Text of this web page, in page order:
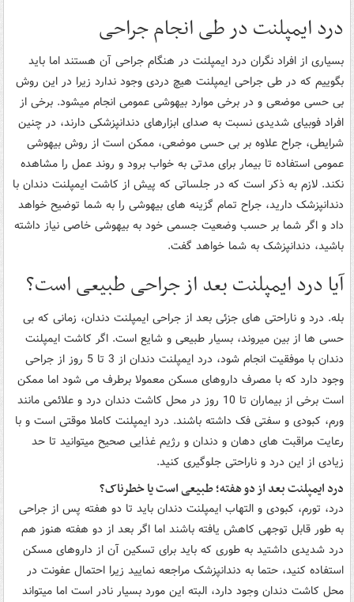
درد ایمپلنت در طی انجام جراحی
بسیاری از افراد نگران درد ایمپلنت در هنگام جراحی آن هستند اما باید
بگوییم که در طی جراحی ایمپلنت هیچ دردی وجود ندارد زیرا در این روش
بی حسی موضعی و در برخی موارد بیهوشی عمومی انجام میشود. برخی از
افراد فوبیای شدیدی نسبت به صدای ابزارهای دندانپزشکی دارند، در چنین
شرایطی، جراح علاوه بر بی حسی موضعی، ممکن است از روش بیهوشی
عمومی استفاده تا بیمار برای مدتی به خواب برود و روند عمل را مشاهده
نکند. لازم به ذکر است که در جلساتی که پیش از کاشت ایمپلنت دندان با
دندانپزشک دارید، جراح تمام گزینه های بیهوشی را به شما توضیح خواهد
داد و اگر شما بر حسب وضعیت جسمی خود به بیهوشی خاصی نیاز داشته
باشید، دندانپزشک به شما خواهد گفت.
آیا درد ایمپلنت بعد از جراحی طبیعی است؟
بله. درد و ناراحتی های جزئی بعد از جراحی ایمپلنت دندان، زمانی که بی
حسی ها از بین میروند، بسیار طبیعی و شایع است. اگر کاشت ایمپلنت
دندان با موفقیت انجام شود، درد ایمپلنت دندان از 3 تا 5 روز از جراحی
وجود دارد که با مصرف داروهای مسکن معمولا برطرف می شود اما ممکن
است برخی از بیماران تا 10 روز در محل کاشت دندان درد و علائمی مانند
ورم، کبودی و سفتی فک داشته باشند. درد ایمپلنت کاملا موقتی است و با
رعایت مراقبت های دهان و دندان و رژیم غذایی صحیح میتوانید تا حد
زیادی از این درد و ناراحتی جلوگیری کنید.
درد ایمپلنت بعد از دو هفته؛ طبیعی است یا خطرناک؟
درد، تورم، کبودی و التهاب ایمپلنت دندان باید تا دو هفته پس از جراحی
به طور قابل توجهی کاهش یافته باشند اما اگر بعد از دو هفته هنوز هم
درد شدیدی داشتید به طوری که باید برای تسکین آن از داروهای مسکن
استفاده کنید، حتما به دندانپزشک مراجعه نمایید زیرا احتمال عفونت در
محل کاشت دندان وجود دارد، البته این مورد بسیار نادر است اما میتواند